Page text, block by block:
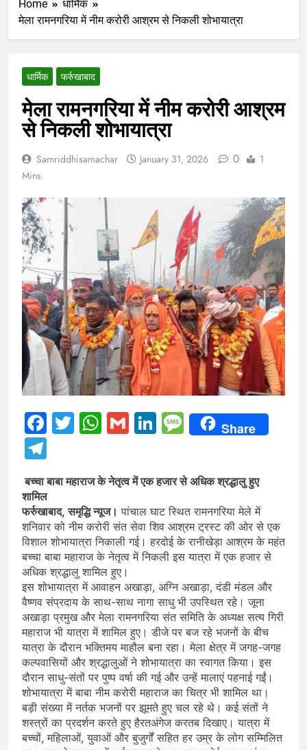
Home
धार्मिक
मेला रामनगरिया में नीम करोरी आश्रम से निकली शोभायात्रा
धार्मिक फर्रुखाबाद
मेला रामनगरिया में नीम करोरी आश्रम
से निकली शोभायात्रा
Samriddhisamachar January 31, 2026 0
1
Mins
Facebook
Twitter
WhatsApp
GmailLinkedIn
Message
Share
बच्चा बाबा महाराज के नेतृत्व में एक हजार से अधिक श्रद्धालु हुए
शामिल
फर्रुखाबाद, समृद्धि न्यूज। पांचाल घाट स्थित रामनगरिया मेले में
शनिवार को नीम करोरी संत सेवा शिव आश्रम ट्रस्ट की ओर से एक
विशाल शोभायात्रा निकाली गई। हरदोई के रानीखेड़ा आश्रम के महंत
बच्चा बाबा महाराज के नेतृत्व में निकली इस यात्रा में एक हजार से
अधिक श्रद्धालु शामिल हुए।
इस शोभायात्रा में आवाहन अखाड़ा, अग्नि अखाड़ा, दंडी मंडल और
वैष्णव संप्रदाय के साथ-साथ नागा साधु भी उपस्थित रहे। जूना
अखाड़ा प्रमुख और मेला रामनगरिया संत समिति के अध्यक्ष सत्य गिरी
महाराज भी यात्रा में शामिल हुए। डीजे पर बज रहे भजनों के बीच
यात्रा के दौरान भक्तिमय माहौल बना रहा। मेला क्षेत्र में जगह-जगह
कल्पवासियों और श्रद्धालुओं ने शोभायात्रा का स्वागत किया। इस
दौरान साधु-संतों पर पुष्प वर्षा की गई और उन्हें मालाएं पहनाई गईं।
शोभायात्रा में बाबा नीम करोरी महाराज का चित्र भी शामिल था।
बड़ी संख्या में नर्तक भजनों पर झूमते हुए चल रहे थे। कई संतों ने
शस्त्रों का प्रदर्शन करते हुए हैरतअंगेज करतब दिखाए। यात्रा में
बच्चों, महिलाओं, युवाओं और बुजुर्गों सहित हर उम्र के लोग सम्मिलित